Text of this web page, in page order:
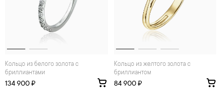
Кольцо из белого золота с
бриллиантами
134 900 ₽
Кольцо из желтого золота с
бриллиантом
84 900 ₽